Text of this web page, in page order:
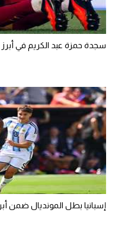
تحليل في الجول
حكايات في الجول
فيديو في الجول
سجدة حمزة عبد الكريم في
إسبانيا بطل المونديال ضمن